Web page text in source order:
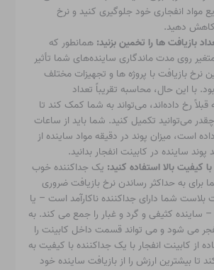
مواد انفجاری خود جلوگیری کنید و نرخ
کاهش دهید.
بازیافت ها را تخمین بزنید:همانطور که
روی مدت ماندگاری ساینده‌های شما تأثیر
نرخ بازیافت با پروژه ها و تجهیزات مختلف
با این حال، محاسبه تقریباً تعداد
رخ داده‌اند، می‌تواند به شما کمک کند تا
می‌توانید تکمیل کنید. شما باید از ساعات
است، میزان پوند در دقیقه مواد ساینده از
ساینده در کابینت انفجار بدانید.
کیفیت بالا استفاده کنید: یک جداکننده خوب
برای به حداکثر رساندن نرخ بازیافت ضروری
بلاست شما دارای جداکننده ناکارآمد است – یا
– ساینده کثیفی و گرد و غبار را جمع می کند. به
می شود و می تواند قسمت داخل کابینت را
از کابینت انفجار با یک جداکننده با کیفیت به
بیشترین ارزش را از بازیافت ساینده خود